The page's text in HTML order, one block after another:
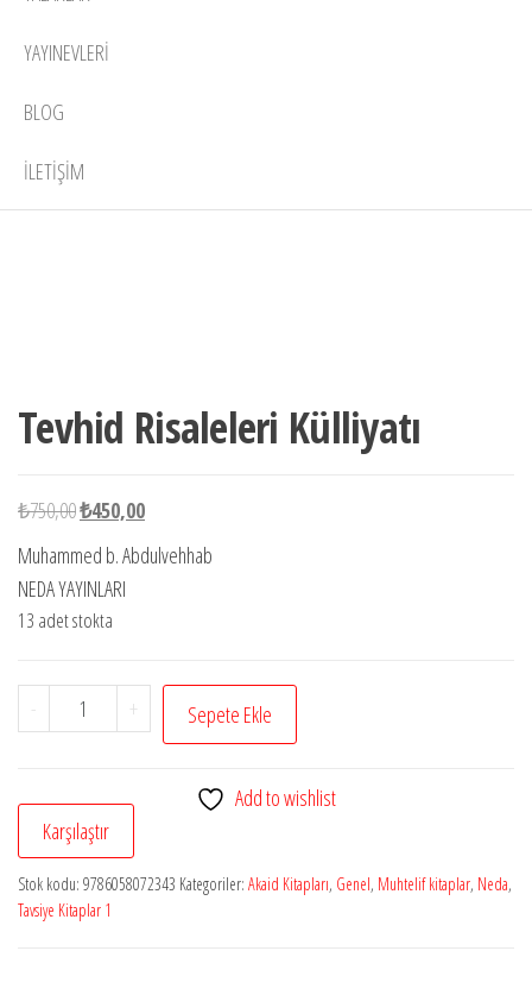
YAYINEVLERI
BLOG
İLETIŞIM
Tevhid Risaleleri Külliyatı
₺750,00Orijinal
fiyat:
₺750,00.
₺450,00Şu
andaki
Muhammed b. Abdulvehhab
NEDA YAYINLARI
13 adet stokta
-
Tevhid
Risaleleri
adet
+ Sepete Ekle
Add to wishlist
Karşılaştır
Stok kodu: 9786058072343 Kategoriler: Akaid Kitapları, Genel, Muhtelif kitaplar, Neda,
Tavsiye Kitaplar 1